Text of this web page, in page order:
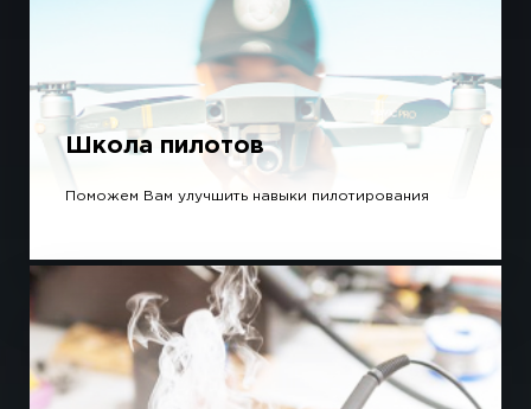
Школа пилотов
Поможем Вам улучшить навыки пилотирования